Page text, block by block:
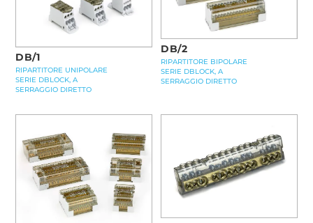
DB/1
RIPARTITORE UNIPOLARE
SERIE DBLOCK, A
SERRAGGIO DIRETTO
DB/2
RIPARTITORE BIPOLARE
SERIE DBLOCK, A
SERRAGGIO DIRETTO